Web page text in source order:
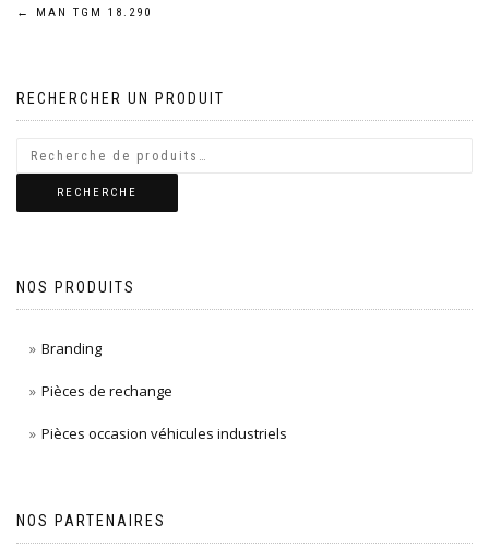
Navigation
l’article
← MAN TGM 18.290
RECHERCHER UN PRODUIT
RECHERCHE
NOS PRODUITS
Branding
Pièces de rechange
Pièces occasion véhicules industriels
NOS PARTENAIRES